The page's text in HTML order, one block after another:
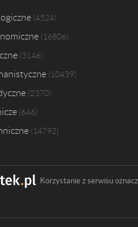
4524
16806
3146
10439
2370
646
14792
Korzystanie z serwisu